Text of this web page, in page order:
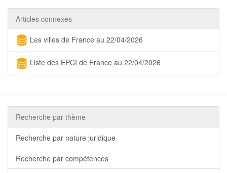
Articles connexes
Les villes de France au 22/04/2026
Liste des EPCI de France au 22/04/2026
Recherche par thème
Recherche par nature juridique
Recherche par compétences